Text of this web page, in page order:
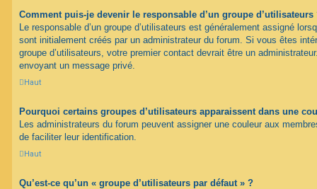
Comment puis-je devenir le responsable d’un groupe d’utilisateurs
Le responsable d’un groupe d’utilisateurs est généralement assigné
sont initialement créés par un administrateur du forum. Si vous êtes
groupe d’utilisateurs, votre premier contact devrait être un
envoyant un message privé.
Haut
Pourquoi certains groupes d’utilisateurs apparaissent dans une
Les administrateurs du forum peuvent assigner une couleur aux
de faciliter leur identification.
Haut
Qu’est-ce qu’un « groupe d’utilisateurs par défaut » ?